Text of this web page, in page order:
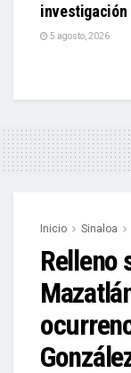
investigación
5 agosto, 2026
Inicio Sinaloa
Relleno